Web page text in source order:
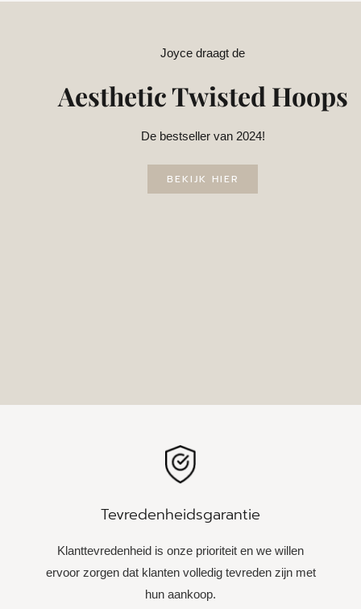
Joyce draagt de
Aesthetic Twisted Hoops
De bestseller van 2024!
BEKIJK HIER
Tevredenheidsgarantie
Klanttevredenheid is onze prioriteit en we willen
ervoor zorgen dat klanten volledig tevreden zijn met
hun aankoop.